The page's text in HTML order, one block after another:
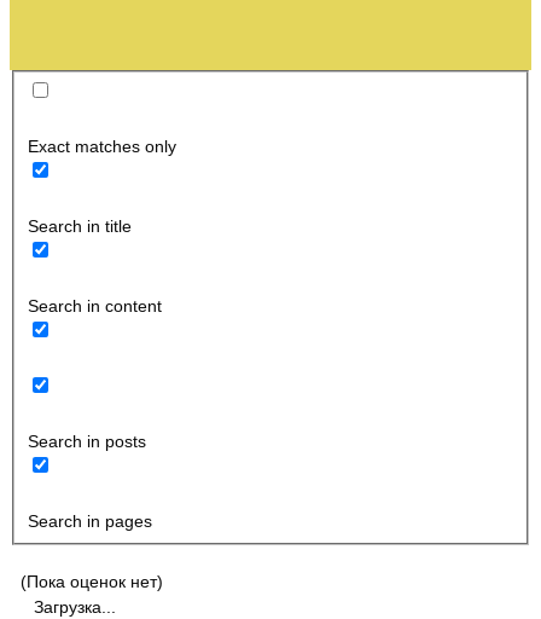
Exact matches only
Search in title
Search in content
Search in posts
Search in pages
(Пока оценок нет)
Загрузка...